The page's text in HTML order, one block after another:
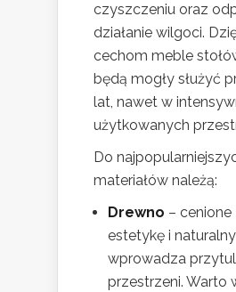
czyszczeniu oraz
działanie wilgoci.
cechom meble
będą mogły służyć
lat, nawet w
użytkowanych
Do
materiałów należą:
Drewno – cenione
estetykę i
wprowadza
przestrzeni. Warto